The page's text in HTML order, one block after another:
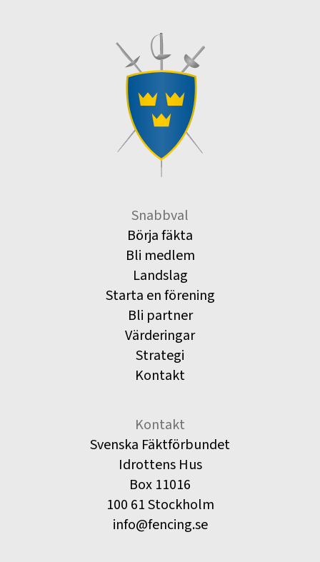
Snabbval
Börja fäkta
Bli medlem
Landslag
Starta en förening
Bli partner
Värderingar
Strategi
Kontakt
Kontakt
Svenska Fäktförbundet
Idrottens Hus
Box 11016
100 61 Stockholm
info@fencing.se